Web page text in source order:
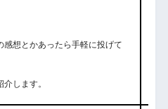
感想とかあったら手軽に投げて
します。